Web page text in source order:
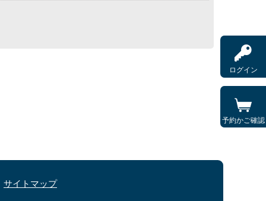
ログイン
予約かご確認
サイトマップ